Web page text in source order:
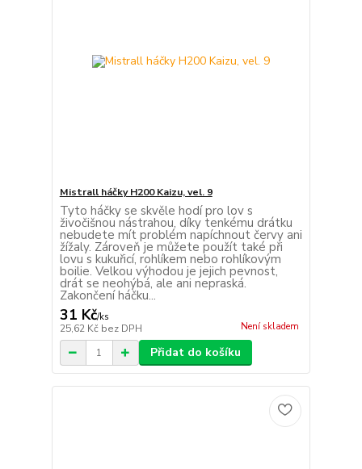
Mistrall háčky H200 Kaizu, vel. 9
Tyto háčky se skvěle hodí pro lov s
živočišnou nástrahou, díky tenkému drátku
nebudete mít problém napíchnout červy ani
žížaly. Zároveň je můžete použít také při
lovu s kukuřicí, rohlíkem nebo rohlíkovým
boilie. Velkou výhodou je jejich pevnost,
drát se neohýbá, ale ani nepraská.
Zakončení háčku...
31 Kč/ks
25,62 Kč bez DPH Není skladem
Přidat do košíku